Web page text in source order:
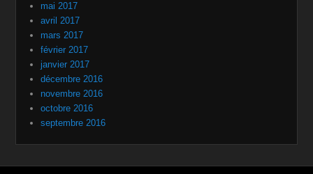
mai 2017
avril 2017
mars 2017
février 2017
janvier 2017
décembre 2016
novembre 2016
octobre 2016
septembre 2016